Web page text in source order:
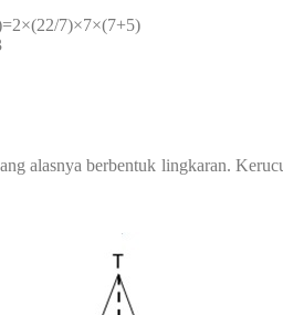
×(22/7)×7×(7+5)
alasnya berbentuk lingkaran.